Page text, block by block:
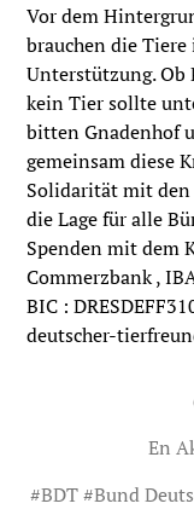
Vor dem
brauchen die
Unterstützung. Ob
kein Tier sollte
bitten Gnadenhof
gemeinsam diese
Solidarität mit
die Lage für alle
Spenden mit dem
Commerzbank ,
BIC :
deutscher-
En
#BDT#Bund